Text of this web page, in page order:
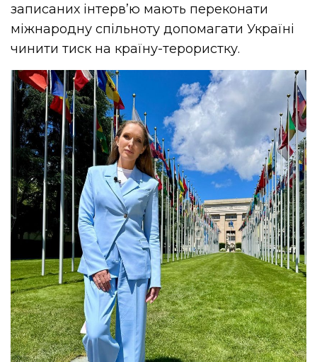
записаних інтерв’ю мають переконати
міжнародну спільноту допомагати Україні
чинити тиск на країну-терористку.